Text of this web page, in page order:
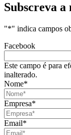
Subscreva a
"*" indica campos
Facebook
Este campo é para
inalterado.
Nome*
Empresa*
Email*